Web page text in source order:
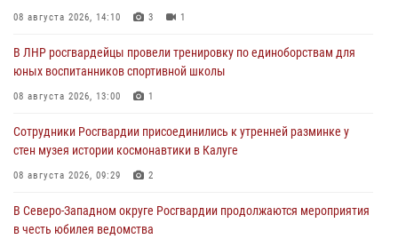
08 августа 2026, 14:10 3 1
В ЛНР росгвардейцы провели тренировку по единоборствам для
юных воспитанников спортивной школы
08 августа 2026, 13:00 1
Сотрудники Росгвардии присоединились к утренней разминке у
стен музея истории космонавтики в Калуге
08 августа 2026, 09:29 2
В Северо-Западном округе Росгвардии продолжаются мероприятия
в честь юбилея ведомства